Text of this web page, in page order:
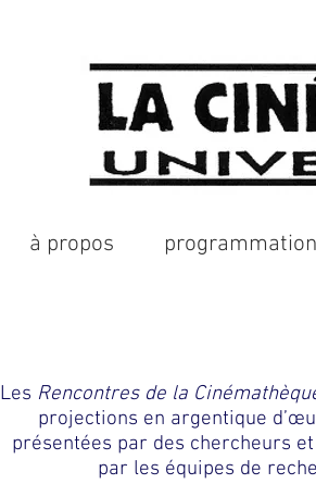
à propos programmation
Les Rencontres de la
projections en argentique
présentées par des chercheurs
par les équipes de